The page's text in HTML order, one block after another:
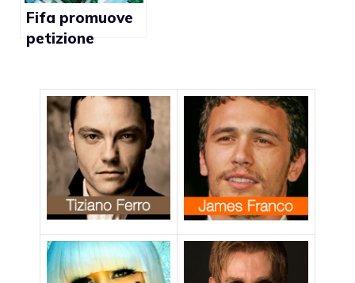
Fifa promuove
petizione
nigeriana
omofoba